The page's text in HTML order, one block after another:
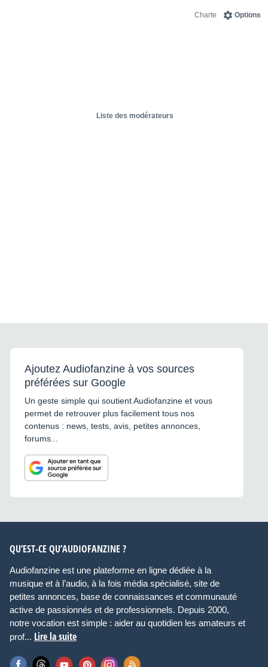
Options
Charte
Liste des modérateurs
Ajoutez Audiofanzine à vos sources
préférées sur Google
Un geste simple qui soutient Audiofanzine et vous
permet de retrouver plus facilement tous nos
contenus : news, tests, avis, petites annonces,
forums...
QU’EST-CE QU’AUDIOFANZINE ?
Audiofanzine est une plateforme en ligne dédiée à la
musique et à l’audio, à la fois média spécialisé, site de
petites annonces, base de connaissances et communauté
active de passionnés et de professionnels. Depuis 2000,
notre vocation est simple : aider au quotidien les amateurs et
prof... Lire la suite